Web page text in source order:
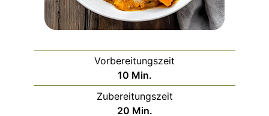
Vorbereitungszeit
10Minuten
Min.
Zubereitungszeit
20Minuten
Min.